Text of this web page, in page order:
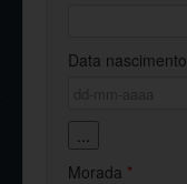
Data nascimento
...
Morada *